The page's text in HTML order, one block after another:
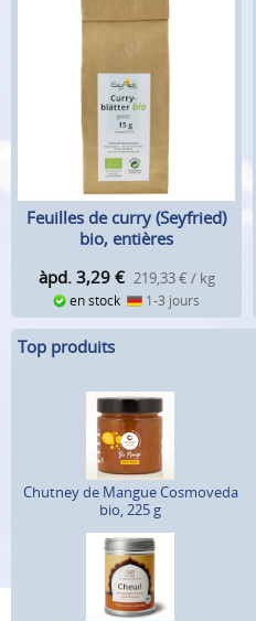
Feuilles de curry (Seyfried)
bio, entières
àpd. 3,29 € 219,33 € / kg
en stock 1-3 jours
Top produits
Chutney de Mangue Cosmoveda
bio, 225 g